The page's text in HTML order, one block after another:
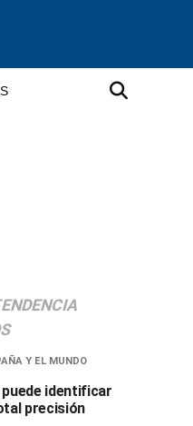
Y EL MUNDO
identificar
precisión